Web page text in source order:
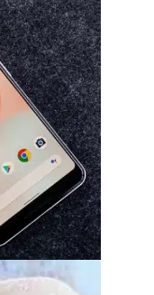
et edge
privée